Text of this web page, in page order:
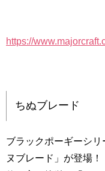
https://
ちぬブレード
ブラックポーギーシ
ヌブレード」が登場！